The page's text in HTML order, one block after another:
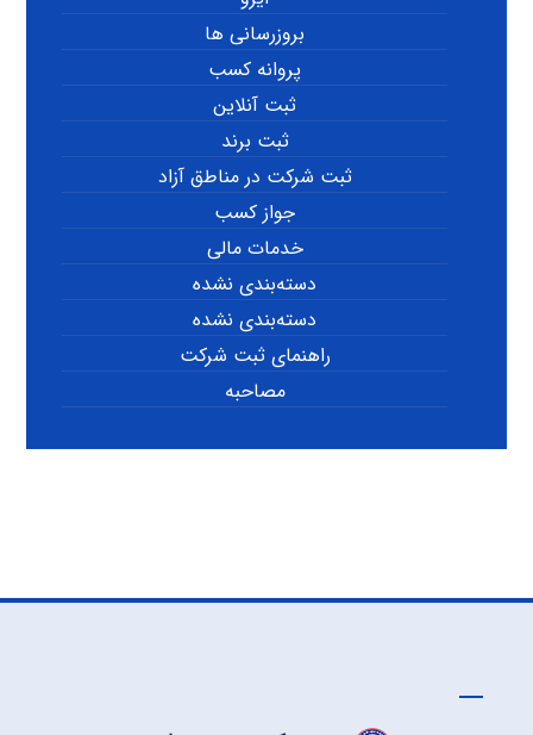
بروزرسانی ها
پروانه کسب
ثبت آنلاین
ثبت برند
ثبت شرکت در مناطق آزاد
جواز کسب
خدمات مالی
دسته‌بندی نشده
دسته‌بندی نشده
راهنمای ثبت شرکت
مصاحبه